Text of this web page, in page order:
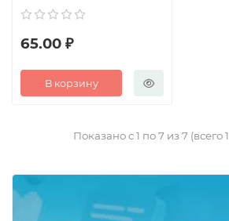
65.00 ₽
В корзину
Показано с 1 по 7 из 7 (всего